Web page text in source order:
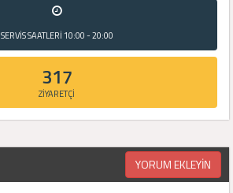
SERVİS SAATLERİ 10:00 - 20:00
317
ZİYARETÇİ
YORUM EKLEYİN